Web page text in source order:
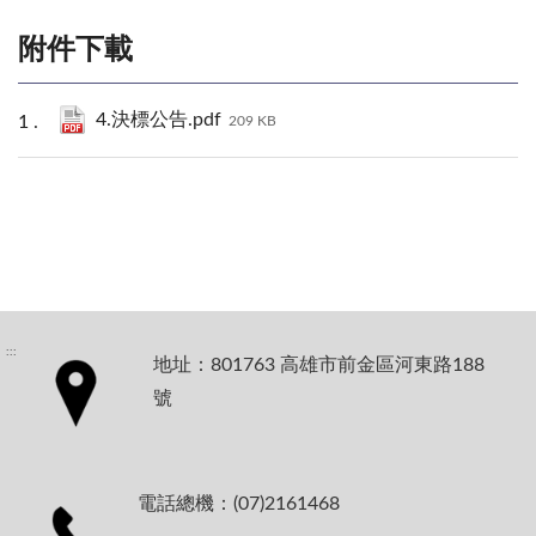
附件下載
4.決標公告.pdf 209 KB
:::
地址：801763 高雄市前金區河東路188
號
電話總機：(07)2161468